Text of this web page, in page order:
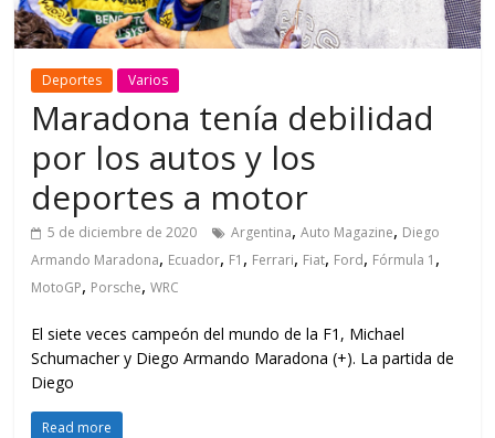
Deportes Varios
Maradona tenía debilidad
por los autos y los
deportes a motor
5 de diciembre de 2020 Argentina,Auto Magazine, Diego
Armando Maradona, Ecuador, F1 , Ferrari, Fiat, Ford, Fórmula 1 ,
MotoGP, Porsche,WRC
El siete veces campeón del mundo de la F1, Michael
Schumacher y Diego Armando Maradona (+). La partida de
Diego
Read more